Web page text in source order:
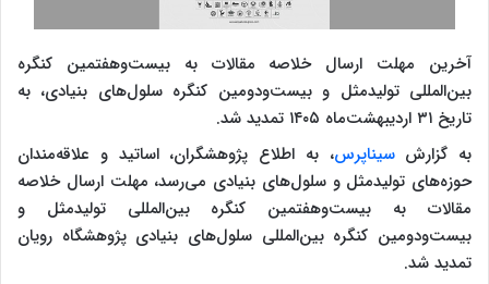
آخرین مهلت ارسال خلاصه مقالات به بیست‌وهفتمین کنگره
بین‌المللی تولیدمثل و بیست‌ودومین کنگره سلول‌های بنیادی، به
تاریخ ۳۱ اردیبهشت‌ماه ۱۴۰۵ تمدید شد.
به گزارشسیناپرس، به اطلاع پژوهشگران، اساتید و علاقه‌مندان
حوزه‌های تولیدمثل و سلول‌های بنیادی می‌رسد، مهلت ارسال خلاصه
مقالات به بیست‌وهفتمین کنگره بین‌المللی تولیدمثل و
بیست‌ودومین کنگره بین‌المللی سلول‌های بنیادی پژوهشگاه رویان
تمدید شد.